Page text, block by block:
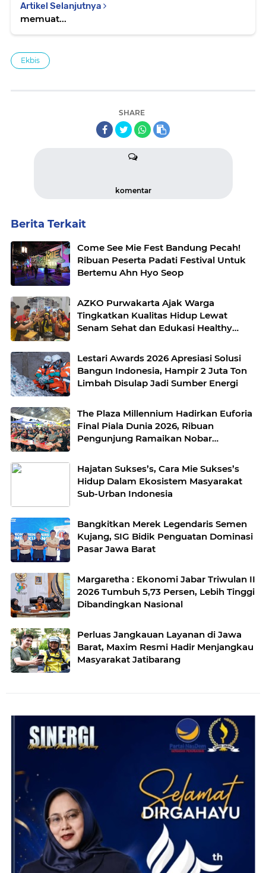
Artikel Selanjutnya
memuat...
Ekbis
SHARE
komentar
Berita Terkait
Come See Mie Fest Bandung Pecah!
Ribuan Peserta Padati Festival Untuk
Bertemu Ahn Hyo Seop
AZKO Purwakarta Ajak Warga
Tingkatkan Kualitas Hidup Lewat
Senam Sehat dan Edukasi Healthy
Lestari Awards 2026 Apresiasi Solusi
Bangun Indonesia, Hampir 2 Juta Ton
Limbah Disulap Jadi Sumber Energi
The Plaza Millennium Hadirkan Euforia
Final Piala Dunia 2026, Ribuan
Pengunjung Ramaikan Nobar
Hajatan Sukses’s, Cara Mie Sukses’s
Hidup Dalam Ekosistem Masyarakat
Sub-Urban Indonesia
Bangkitkan Merek Legendaris Semen
Kujang, SIG Bidik Penguatan Dominasi
Pasar Jawa Barat
Margaretha : Ekonomi Jabar Triwulan II
2026 Tumbuh 5,73 Persen, Lebih Tinggi
Dibandingkan Nasional
Perluas Jangkauan Layanan di Jawa
Barat, Maxim Resmi Hadir Menjangkau
Masyarakat Jatibarang